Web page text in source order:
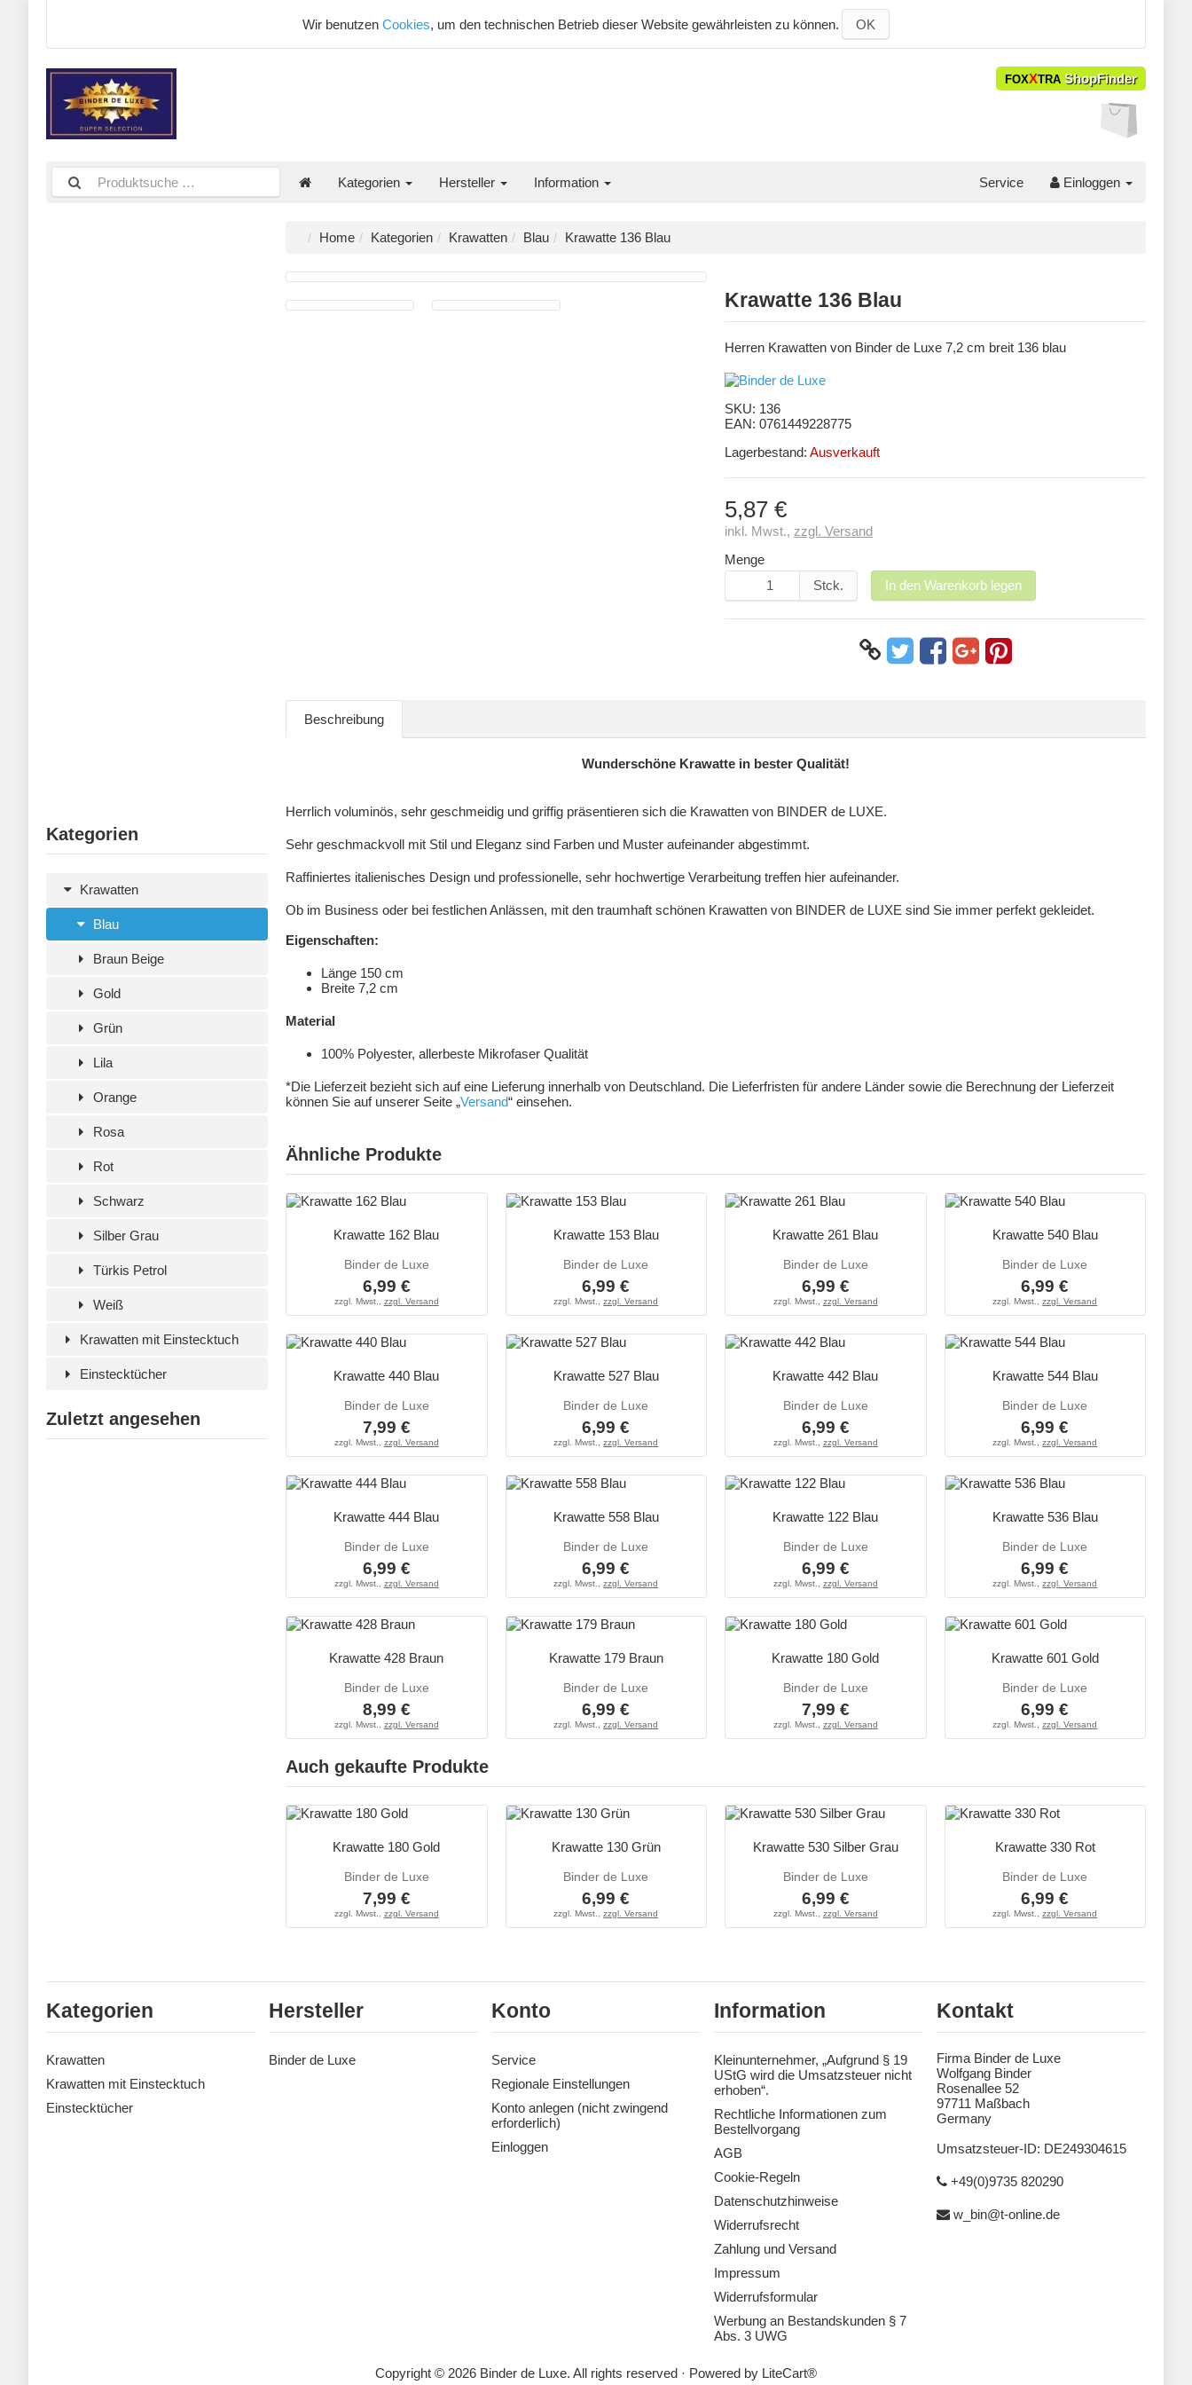
Wir benutzen Cookies, um den technischen Betrieb dieser Website gewährleisten zu können. OK
FOXXTRA ShopFinder
Kategorien Hersteller Information Service Einloggen
Kategorien
Krawatten
Blau
Braun Beige
Gold
Grün
Lila
Orange
Rosa
Rot
Schwarz
Silber Grau
Türkis Petrol
Weiß
Krawatten mit Einstecktuch
Einstecktücher
Zuletzt angesehen
Home Kategorien Krawatten Blau Krawatte 136 Blau
Krawatte 136 Blau
Herren Krawatten von Binder de Luxe 7,2 cm breit 136 blau
SKU: 136
EAN: 0761449228775
Lagerbestand: Ausverkauft
5,87 €
inkl. Mwst., zzgl. Versand
Menge
Stck.
In den Warenkorb legen
Beschreibung
Wunderschöne Krawatte in bester Qualität!
Herrlich voluminös, sehr geschmeidig und griffig präsentieren sich die Krawatten von BINDER de LUXE.
Sehr geschmackvoll mit Stil und Eleganz sind Farben und Muster aufeinander abgestimmt.
Raffiniertes italienisches Design und professionelle, sehr hochwertige Verarbeitung treffen hier aufeinander.
Ob im Business oder bei festlichen Anlässen, mit den traumhaft schönen Krawatten von BINDER de LUXE sind Sie immer perfekt gekleidet.
Eigenschaften:
Länge 150 cm
Breite 7,2 cm
Material
100% Polyester, allerbeste Mikrofaser Qualität
*Die Lieferzeit bezieht sich auf eine Lieferung innerhalb von Deutschland. Die Lieferfristen für andere Länder sowie die Berechnung der Lieferzeit
können Sie auf unserer Seite „Versand“ einsehen.
Ähnliche Produkte
Krawatte 162 Blau
Binder de Luxe
6,99 €
zzgl. Mwst., zzgl. Versand
Krawatte 153 Blau
Binder de Luxe
6,99 €
zzgl. Mwst.,zzgl. Versand
Krawatte 261 Blau
Binder de Luxe
6,99 €
zzgl. Mwst., zzgl. Versand
Krawatte 540 Blau
Binder de Luxe
6,99 €
zzgl. Mwst.,zzgl. Versand
Krawatte 440 Blau
Binder de Luxe
7,99 €
zzgl. Mwst., zzgl. Versand
Krawatte 527 Blau
Binder de Luxe
6,99 €
zzgl. Mwst.,zzgl. Versand
Krawatte 442 Blau
Binder de Luxe
6,99 €
zzgl. Mwst., zzgl. Versand
Krawatte 544 Blau
Binder de Luxe
6,99 €
zzgl. Mwst.,zzgl. Versand
Krawatte 444 Blau
Binder de Luxe
6,99 €
zzgl. Mwst., zzgl. Versand
Krawatte 558 Blau
Binder de Luxe
6,99 €
zzgl. Mwst.,zzgl. Versand
Krawatte 122 Blau
Binder de Luxe
6,99 €
zzgl. Mwst., zzgl. Versand
Krawatte 536 Blau
Binder de Luxe
6,99 €
zzgl. Mwst.,zzgl. Versand
Krawatte 428 Braun
Binder de Luxe
8,99 €
zzgl. Mwst., zzgl. Versand
Krawatte 179 Braun
Binder de Luxe
6,99 €
zzgl. Mwst.,zzgl. Versand
Krawatte 180 Gold
Binder de Luxe
7,99 €
zzgl. Mwst., zzgl. Versand
Krawatte 601 Gold
Binder de Luxe
6,99 €
zzgl. Mwst.,zzgl. Versand
Auch gekaufte Produkte
Krawatte 180 Gold
Binder de Luxe
7,99 €
zzgl. Mwst., zzgl. Versand
Krawatte 130 Grün
Binder de Luxe
6,99 €
zzgl. Mwst.,zzgl. Versand
Krawatte 530 Silber Grau
Binder de Luxe
6,99 €
zzgl. Mwst., zzgl. Versand
Krawatte 330 Rot
Binder de Luxe
6,99 €
zzgl. Mwst.,zzgl. Versand
Kategorien
Krawatten
Krawatten mit Einstecktuch
Einstecktücher
Hersteller
Binder de Luxe
Konto
Service
Regionale Einstellungen
Konto anlegen (nicht zwingend
erforderlich)
Einloggen
Information
Kleinunternehmer, „Aufgrund § 19
UStG wird die Umsatzsteuer nicht
erhoben“.
Rechtliche Informationen zum
Bestellvorgang
AGB
Cookie-Regeln
Datenschutzhinweise
Widerrufsrecht
Zahlung und Versand
Impressum
Widerrufsformular
Werbung an Bestandskunden § 7
Abs. 3 UWG
Kontakt
Firma Binder de Luxe
Wolfgang Binder
Rosenallee 52
97711 Maßbach
Germany
Umsatzsteuer-ID: DE249304615
+49(0)9735 820290
w_bin@t-online.de
Copyright © 2026 Binder de Luxe. All rights reserved · Powered by LiteCart®